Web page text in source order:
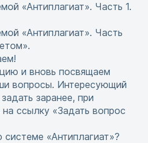
«Антиплагиат». Часть 1.
«Антиплагиат». Часть
и вновь посвящаем
вопросы. Интересующий
заранее, при
ссылку «Задать вопрос
«Антиплагиат»?